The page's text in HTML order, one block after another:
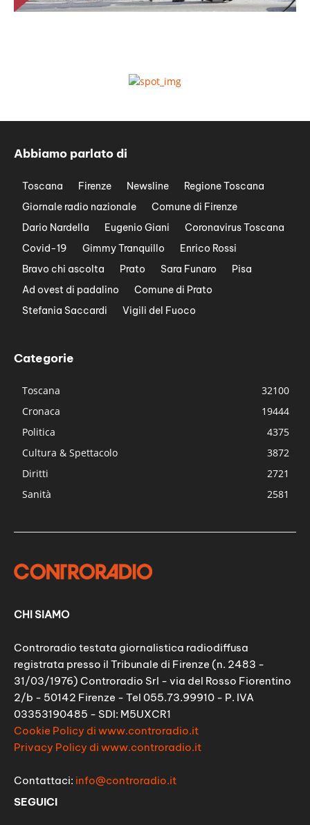
Abbiamo parlato di
Toscana Firenze Newsline
Regione Toscana
Giornale radio nazionale
Comune di Firenze
Dario Nardella
Eugenio Giani
Coronavirus Toscana
Covid-19
Gimmy Tranquillo
Enrico Rossi
Bravo chi ascolta
Prato Sara Funaro
Pisa
Ad ovest di padalino
Comune di Prato
Stefania Saccardi
Vigili del Fuoco
Categorie
Toscana
32100
Cronaca
19444
Politica
4375
Cultura & Spettacolo
3872
Diritti
2721
Sanità
2581
CHI SIAMO
Controradio testata giornalistica radiodiffusa
registrata presso il Tribunale di Firenze (n. 2483 -
31/03/1976) Controradio Srl - via del Rosso Fiorentino
2/b - 50142 Firenze - Tel 055.73.99910 - P. IVA
03353190485 - SDI: M5UXCR1
Cookie Policy di www.controradio.it
Privacy Policy di www.controradio.it
Contattaci: info@controradio.it
SEGUICI